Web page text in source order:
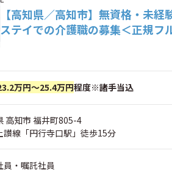
【高知県／高知市】無資格・未
ステイでの介護職の募集＜正規フ
万円～25.4万円程度※諸手当込
高知市 福井町805-4
讃線「円行寺口駅」徒歩15分
員・嘱託社員